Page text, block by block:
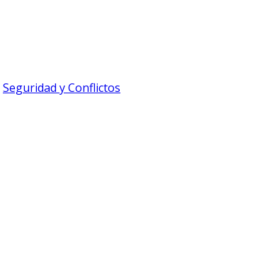
Seguridad y Conflictos